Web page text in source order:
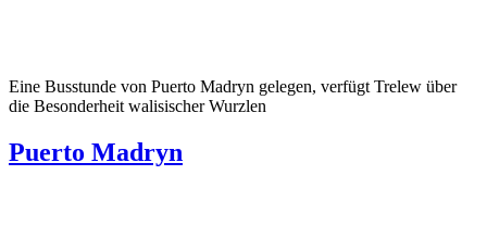
Eine Busstunde von Puerto Madryn gelegen, verfügt Trelew über
die Besonderheit walisischer Wurzlen
Puerto Madryn